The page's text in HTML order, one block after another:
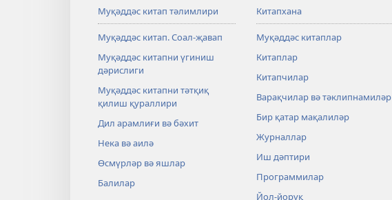
Муқәддәс китап тәлимлири
Муқәддәс китап. Соал-җавап
Муқәддәс китапни үгиниш
дәрислиги
Муқәддәс китапни тәтқиқ
қилиш қураллири
Дил арамлиғи вә бәхит
Нека вә аилә
Өсмүрләр вә яшлар
Балилар
Китапхана
Муқәддәс китаплар
Китаплар
Китапчилар
Варақчилар вә тәклипнамиләр
Бир қатар мақалиләр
Журналлар
Иш дәптири
Программилар
Йол-йоруқ